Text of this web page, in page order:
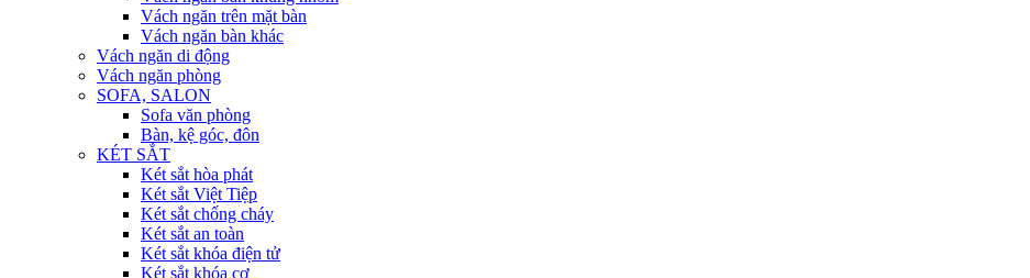
Vách ngăn trên mặt bàn
Vách ngăn bàn khác
Vách ngăn di động
Vách ngăn phòng
SOFA, SALON
Sofa văn phòng
Bàn, kệ góc, đôn
KÉT SẮT
Két sắt hòa phát
Két sắt Việt Tiệp
Két sắt chống cháy
Két sắt an toàn
Két sắt khóa điện tử
Két sắt khóa cơ